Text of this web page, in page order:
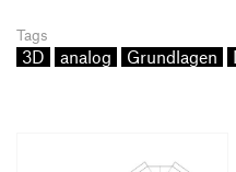
Tags
3D analog Grundlagen